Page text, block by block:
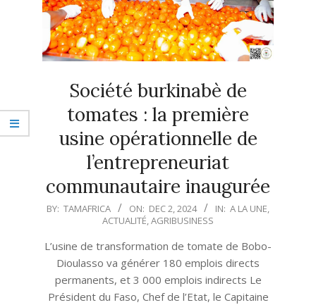
Société burkinabè de
tomates : la première
usine opérationnelle de
l’entrepreneuriat
communautaire inaugurée
2024-
02
BY: TAMAFRICA ON: DEC 2, 2024 IN: A LA UNE
ACTUALITÉ AGRIBUSINESS
L’usine de transformation de tomate de Bobo-
Dioulasso va générer 180 emplois directs
permanents, et 3 000 emplois indirects Le
Président du Faso, Chef de l’Etat, le Capitaine